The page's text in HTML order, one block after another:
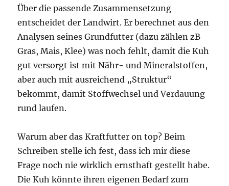
Über die passende Zusammensetzung
entscheidet der Landwirt. Er berechnet aus den
Analysen seines Grundfutter (dazu zählen zB
Gras, Mais, Klee) was noch fehlt, damit die Kuh
gut versorgt ist mit Nähr- und Mineralstoffen,
aber auch mit ausreichend „Struktur“
bekommt, damit Stoffwechsel und Verdauung
rund laufen.
Warum aber das Kraftfutter on top? Beim
Schreiben stelle ich fest, dass ich mir diese
Frage noch nie wirklich ernsthaft gestellt habe.
Die Kuh könnte ihren eigenen Bedarf zum